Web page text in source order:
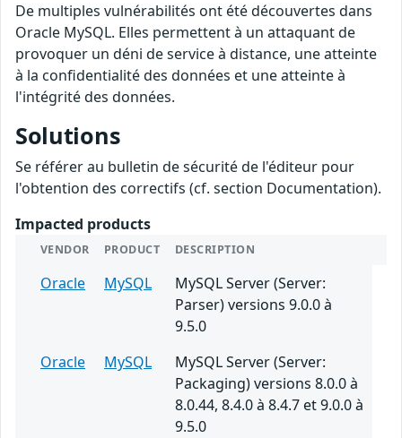
De multiples vulnérabilités ont été découvertes dans
Oracle MySQL. Elles permettent à un attaquant de
provoquer un déni de service à distance, une atteinte
à la confidentialité des données et une atteinte à
l'intégrité des données.
Solutions
Se référer au bulletin de sécurité de l'éditeur pour
l'obtention des correctifs (cf. section Documentation).
Impacted products
VENDOR PRODUCT DESCRIPTION
Oracle MySQL
MySQL Server (Server:
Parser) versions 9.0.0 à
9.5.0
Oracle
MySQL
MySQL Server (Server:
Packaging) versions 8.0.0 à
8.0.44, 8.4.0 à 8.4.7 et 9.0.0 à
9.5.0